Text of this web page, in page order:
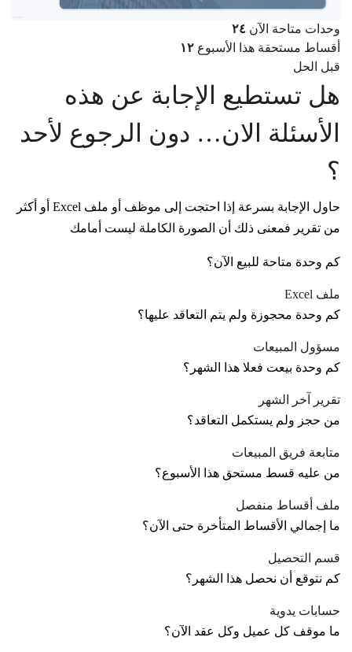
وحدات متاحة الآن ٢٤
أقساط مستحقة هذا الأسبوع ١٢
قبل الحل
هل تستطيع الإجابة عن هذه
الأسئلة الان… دون الرجوع لأحد
؟
حاول الإجابة بسرعة إذا احتجت إلى موظف أو ملف Excel أو أكثر
من تقرير فمعنى ذلك أن الصورة الكاملة ليست أمامك
كم وحدة متاحة للبيع الآن؟
ملف Excel
كم وحدة محجوزة ولم يتم التعاقد عليها؟
مسؤول المبيعات
كم وحدة بيعت فعلا هذا الشهر؟
تقرير آخر الشهر
من حجز ولم يستكمل التعاقد؟
متابعة فريق المبيعات
من عليه قسط مستحق هذا الأسبوع؟
ملف أقساط منفصل
ما إجمالي الأقساط المتأخرة حتى الآن؟
قسم التحصيل
كم نتوقع أن نحصل هذا الشهر؟
حسابات يدوية
ما موقف كل عميل وكل عقد الآن؟